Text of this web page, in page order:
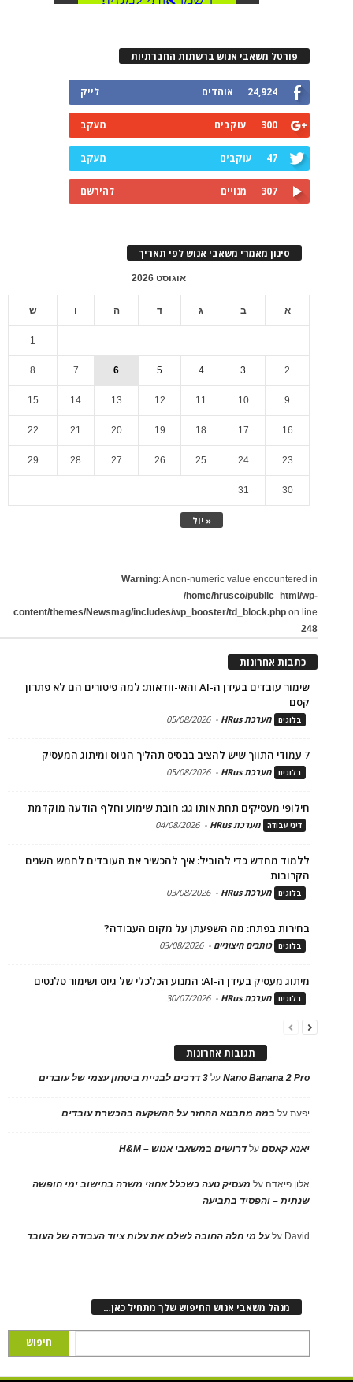
פורטל משאבי אנוש ברשתות החברתיות
24,924 אוהדים לייק
300 עוקבים מעקב
47 עוקבים מעקב
307 מנויים להירשם
סינון מאמרי משאבי אנוש לפי תאריך
אוגוסט 2026
א ב ג ד ה ו ש
« יול
1
2
3
4
5
6
7
8
9
10
11
12
13
14
15
16
17
18
19
20
21
22
23
24
25
26
27
28
29
30
31
Warning: A non-numeric value encountered in
/home/hrusco/public_html/wp-
content/themes/Newsmag/includes/wp_booster/td_block.php on line
248
כתבות אחרונות
שימור עובדים בעידן ה-AI והאי-וודאות: למה פיטורים הם לא פתרון
קסם
בלוגים מערכת HRus -
05/08/2026
7 עמודי התווך שיש להציב בבסיס תהליך הגיוס ומיתוג המעסיק
בלוגים מערכת HRus -
05/08/2026
חילופי מעסיקים תחת אותו גג: חובת שימוע וחלף הודעה מוקדמת
דיני עבודה מערכת HRus -
04/08/2026
ללמוד מחדש כדי להוביל: איך להכשיר את העובדים לחמש השנים
הקרובות
בלוגים מערכת HRus -
03/08/2026
בחירות בפתח: מה השפעתן על מקום העבודה?
בלוגים כותבים חיצוניים -
03/08/2026
מיתוג מעסיק בעידן ה-AI: המנוע הכלכלי של גיוס ושימור טלנטים
בלוגים מערכת HRus -
30/07/2026
תגובות אחרונות
Nano Banana 2 Proעל 3 דרכים לבניית ביטחון עצמי של עובדים
יפעתעל במה מתבטא ההחזר על ההשקעה בהכשרת עובדים
יאנא קאסםעלדרושים במשאבי אנוש – H&M
אלון פיאדה על מעסיק טעה כשכלל אחוזי משרה בחישוב ימי חופשה
שנתית – והפסיד בתביעה
David עלעל מי חלה החובה לשלם את עלות ציוד העבודה של העובד
מנהל משאבי אנוש החיפוש שלך מתחיל כאן…